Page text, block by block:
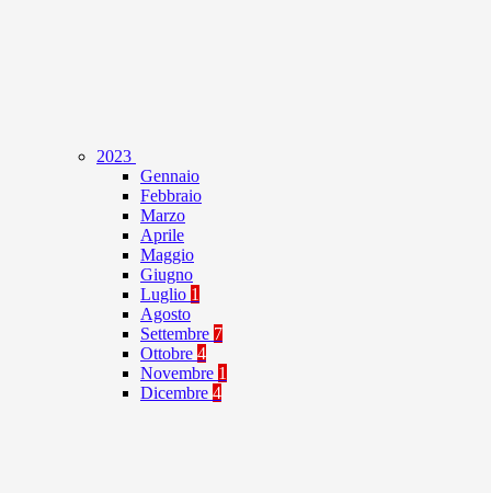
2023
Gennaio
Febbraio
Marzo
Aprile
Maggio
Giugno
Luglio 1
Agosto
Settembre 7
Ottobre 4
Novembre 1
Dicembre 4